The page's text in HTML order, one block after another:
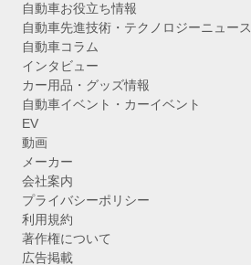
自動車お役立ち情報
自動車先進技術・テクノロジーニュース
自動車コラム
インタビュー
カー用品・グッズ情報
自動車イベント・カーイベント
EV
動画
メーカー
会社案内
プライバシーポリシー
利用規約
著作権について
広告掲載